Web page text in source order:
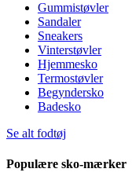
Gummistøvler
Sandaler
Sneakers
Vinterstøvler
Hjemmesko
Termostøvler
Begyndersko
Badesko
Se alt fodtøj
Populære sko-mærker